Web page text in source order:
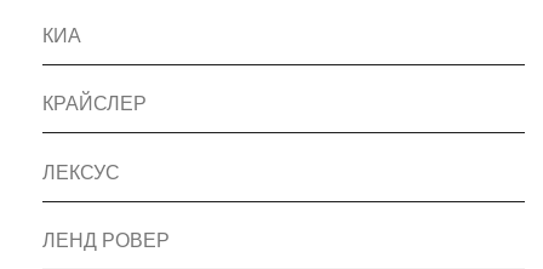
КИА
КРАЙСЛЕР
ЛЕКСУС
ЛЕНД РОВЕР